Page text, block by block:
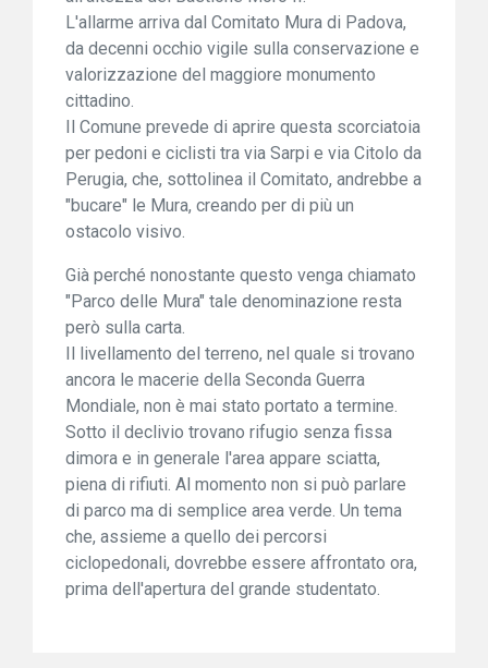
L'allarme arriva dal Comitato Mura di Padova,
da decenni occhio vigile sulla conservazione e
valorizzazione del maggiore monumento
cittadino.
Il Comune prevede di aprire questa scorciatoia
per pedoni e ciclisti tra via Sarpi e via Citolo da
Perugia, che, sottolinea il Comitato, andrebbe a
"bucare" le Mura, creando per di più un
ostacolo visivo.
Già perché nonostante questo venga chiamato
"Parco delle Mura" tale denominazione resta
però sulla carta.
Il livellamento del terreno, nel quale si trovano
ancora le macerie della Seconda Guerra
Mondiale, non è mai stato portato a termine.
Sotto il declivio trovano rifugio senza fissa
dimora e in generale l'area appare sciatta,
piena di rifiuti. Al momento non si può parlare
di parco ma di semplice area verde. Un tema
che, assieme a quello dei percorsi
ciclopedonali, dovrebbe essere affrontato ora,
prima dell'apertura del grande studentato.